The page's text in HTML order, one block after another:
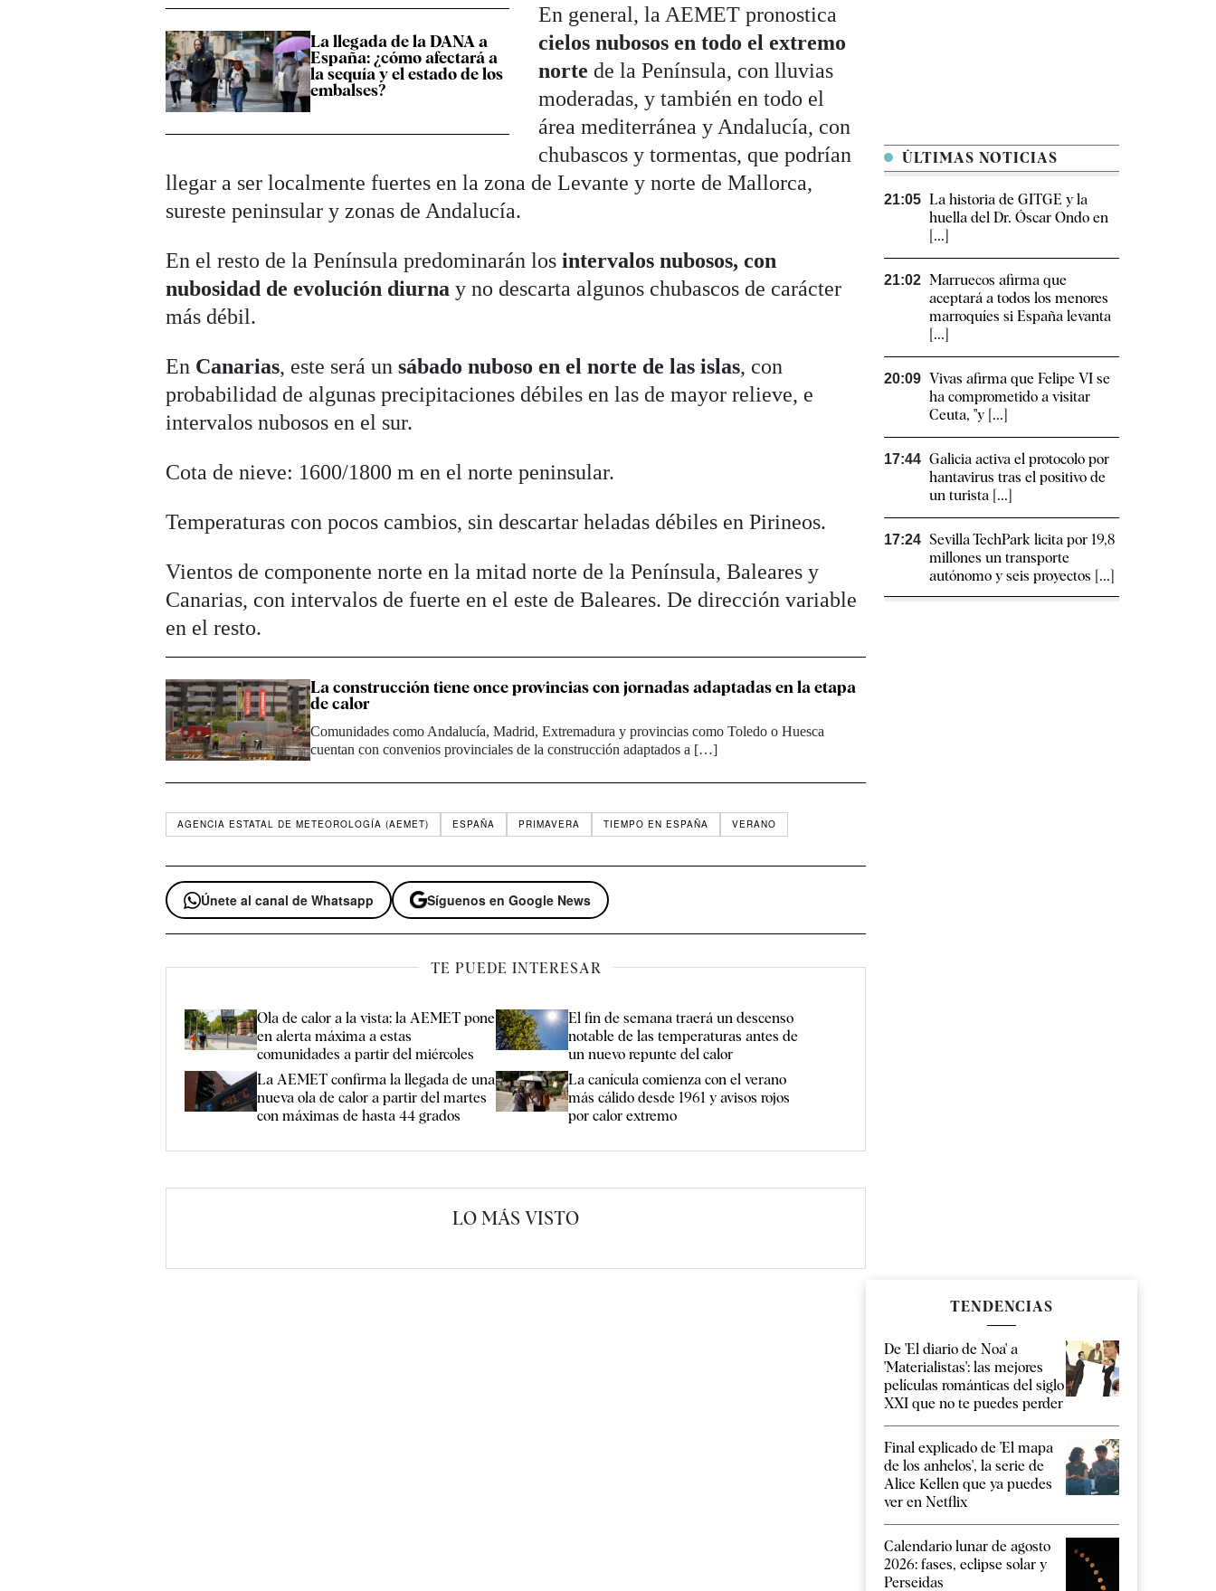
La llegada de la DANA a
España: ¿cómo afectará a
la sequía y el estado de los
embalses?
En general, la AEMET pronostica
cielos nubosos en todo el extremo
nortede la Península, con lluvias
moderadas, y también en todo el
área mediterránea y Andalucía, con
chubascos y tormentas, que podrían
llegar a ser localmente fuertes en la zona de Levante y norte de Mallorca,
sureste peninsular y zonas de Andalucía.
En el resto de la Península predominarán losintervalos nubosos, con
nubosidad de evolución diurna y no descarta algunos chubascos de carácter
más débil.
En Canarias, este será unsábado nuboso en el norte de las islas, con
probabilidad de algunas precipitaciones débiles en las de mayor relieve, e
intervalos nubosos en el sur.
Cota de nieve: 1600/1800 m en el norte peninsular.
Temperaturas con pocos cambios, sin descartar heladas débiles en Pirineos.
Vientos de componente norte en la mitad norte de la Península, Baleares y
Canarias, con intervalos de fuerte en el este de Baleares. De dirección variable
en el resto.
La construcción tiene once provincias con jornadas adaptadas en la etapa
de calor
Comunidades como Andalucía, Madrid, Extremadura y provincias como Toledo o Huesca
cuentan con convenios provinciales de la construcción adaptados a […]
AGENCIA ESTATAL DE METEOROLOGÍA (AEMET) ESPAÑA PRIMAVERA TIEMPO EN ESPAÑA VERANO
Únete al canal de Whatsapp Síguenos en Google News
TE PUEDE INTERESAR
Ola de calor a la vista: la AEMET pone
en alerta máxima a estas
comunidades a partir del miércoles
El fin de semana traerá un descenso
notable de las temperaturas antes de
un nuevo repunte del calor
La AEMET confirma la llegada de una
nueva ola de calor a partir del martes
con máximas de hasta 44 grados
La canícula comienza con el verano
más cálido desde 1961 y avisos rojos
por calor extremo
LO MÁS VISTO
ÚLTIMAS NOTICIAS
21:05 La historia de GITGE y la
huella del Dr. Óscar Ondo en
[...]
21:02 Marruecos afirma que
aceptará a todos los menores
marroquíes si España levanta
[...]
20:09 Vivas afirma que Felipe VI se
ha comprometido a visitar
Ceuta, "y [...]
17:44 Galicia activa el protocolo por
hantavirus tras el positivo de
un turista [...]
17:24 Sevilla TechPark licita por 19,8
millones un transporte
autónomo y seis proyectos [...]
TENDENCIAS
De 'El diario de Noa' a
'Materialistas': las mejores
películas románticas del siglo
XXI que no te puedes perder
Final explicado de 'El mapa
de los anhelos', la serie de
Alice Kellen que ya puedes
ver en Netflix
Calendario lunar de agosto
2026: fases, eclipse solar y
Perseidas